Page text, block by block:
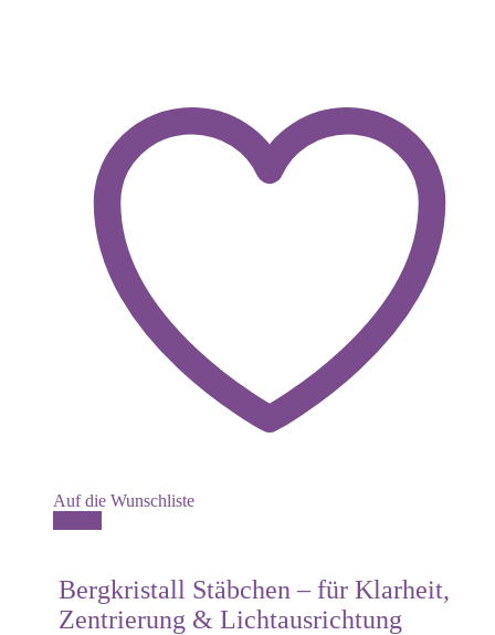
Auf die Wunschliste
Bergkristall Stäbchen – für Klarheit,
Zentrierung & Lichtausrichtung